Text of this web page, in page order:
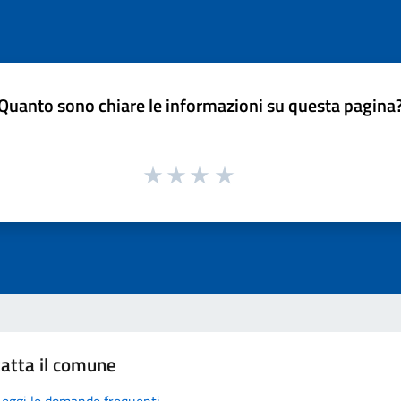
sono chiare le informazioni su questa
il comune